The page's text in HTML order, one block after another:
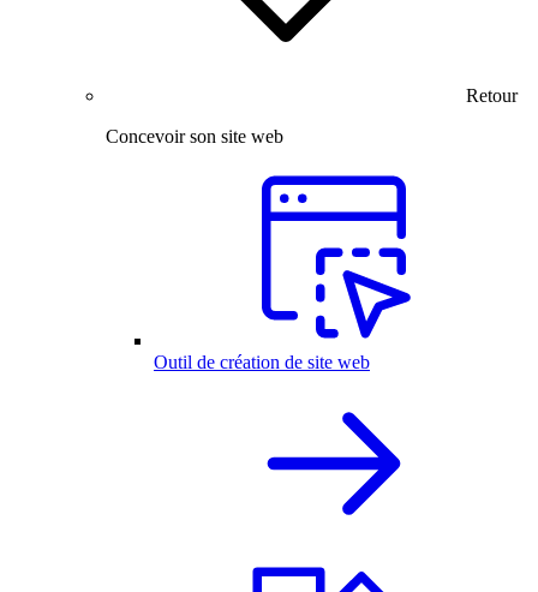
Retour
Concevoir son site web
Outil de création de site web